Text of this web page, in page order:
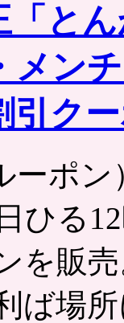
「と
メン
引ク
ーポ
ひる
を販
ば場